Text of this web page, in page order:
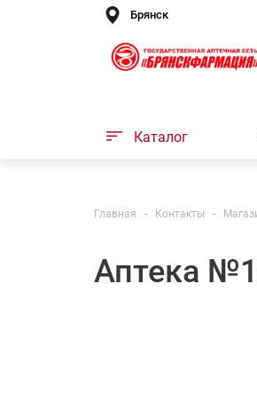
Брянск
Каталог
Главная - Контакты -
Аптека